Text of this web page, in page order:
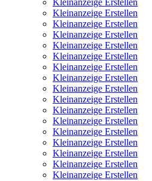
Kleinanzeige Erstellen
Kleinanzeige Erstellen
Kleinanzeige Erstellen
Kleinanzeige Erstellen
Kleinanzeige Erstellen
Kleinanzeige Erstellen
Kleinanzeige Erstellen
Kleinanzeige Erstellen
Kleinanzeige Erstellen
Kleinanzeige Erstellen
Kleinanzeige Erstellen
Kleinanzeige Erstellen
Kleinanzeige Erstellen
Kleinanzeige Erstellen
Kleinanzeige Erstellen
Kleinanzeige Erstellen